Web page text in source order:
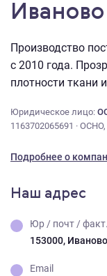
Иваново
Производство
с 2010 года.
плотности ткани
Юридическое лицо:
1163702065691 ·
Подробнее о
Наш адрес
Юр / почт /
153000,
Email